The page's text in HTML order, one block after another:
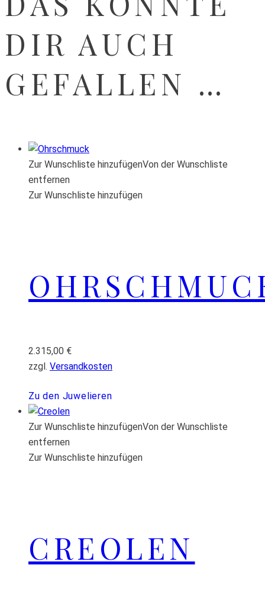
DIR AUCH
GEFALLEN …
Zur Wunschliste hinzufügenVon der Wunschliste
entfernen
Zur Wunschliste hinzufügen
2.315,00 €
zzgl. Versandkosten
Zu den Juwelieren
Zur Wunschliste hinzufügenVon der Wunschliste
entfernen
Zur Wunschliste hinzufügen
CREOLEN